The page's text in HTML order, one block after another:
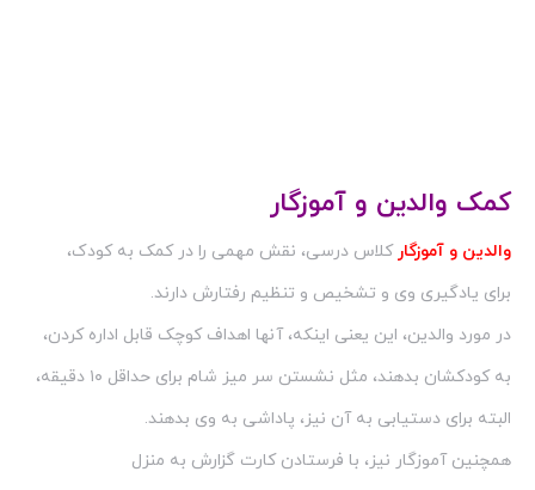
کمک والدین و آموزگار
والدین و آموزگار کلاس درسی، نقش مهمی را در کمک به کودک،
برای یادگیری وی و تشخیص و تنظیم رفتارش دارند.
در مورد والدین، این یعنی اینکه، آنها اهداف کوچک قابل اداره کردن،
به کودکشان بدهند، مثل نشستن سر میز شام برای حداقل ۱۰ دقیقه،
البته برای دستیابی به آن نیز، پاداشی به وی بدهند.
همچنین آموزگار نیز، با فرستادن کارت گزارش به منزل